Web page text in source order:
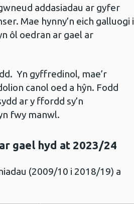
addasiadau ar gyfer
Mae hynny’n eich galluogi i
ôl oedran ar gael ar
Yn gyffredinol, mae’r
canol oed a hŷn. Fodd
ar y ffordd sy’n
fwy manwl.
gael hyd at 2023/24
(2009/10 i 2018/19) a